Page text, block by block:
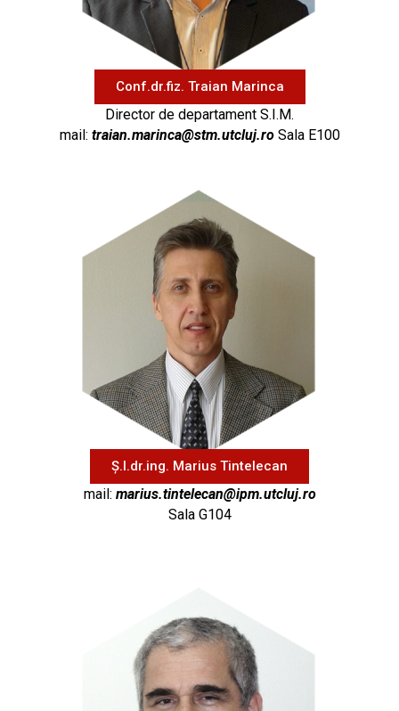
Conf.dr.fiz. Traian Marinca
Director de departament S.I.M.
mail: traian.marinca@stm.utcluj.roSala E100
Ș.l.dr.ing. Marius Tintelecan
mail: marius.tintelecan@ipm.utcluj.ro
Sala G104